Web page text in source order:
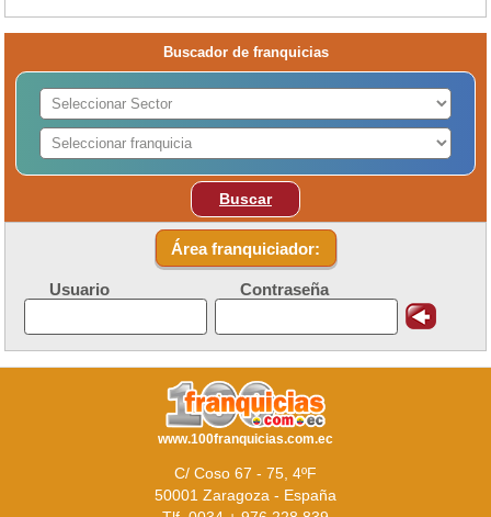
Buscador de franquicias
Buscar
Área franquiciador:
Usuario Contraseña
www.100franquicias.com.ec
C/ Coso 67 - 75, 4ºF
50001 Zaragoza - España